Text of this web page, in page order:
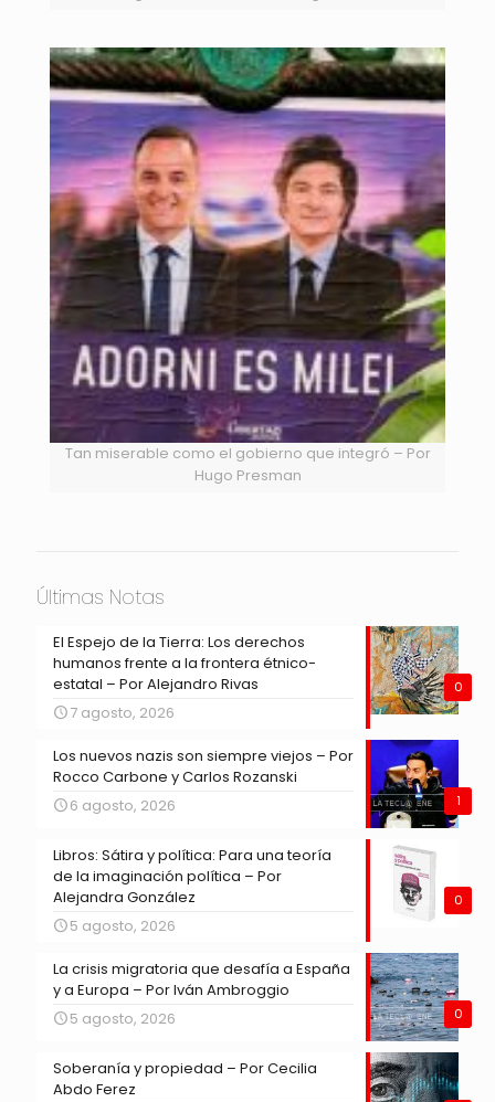
Tan miserable como el gobierno que integró – Por
Hugo Presman
Últimas Notas
0
El Espejo de la Tierra: Los derechos
humanos frente a la frontera étnico-
estatal – Por Alejandro Rivas
7 agosto, 2026
1
Los nuevos nazis son siempre viejos – Por
Rocco Carbone y Carlos Rozanski
6 agosto, 2026
0
Libros: Sátira y política: Para una teoría
de la imaginación política – Por
Alejandra González
5 agosto, 2026
0
La crisis migratoria que desafía a España
y a Europa – Por Iván Ambroggio
5 agosto, 2026
Soberanía y propiedad – Por Cecilia
Abdo Ferez